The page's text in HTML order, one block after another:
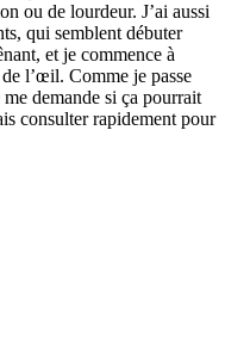
ou de lourdeur. J’ai aussi
qui semblent débuter
et je commence à
l’œil. Comme je passe
demande si ça pourrait
consulter rapidement pour